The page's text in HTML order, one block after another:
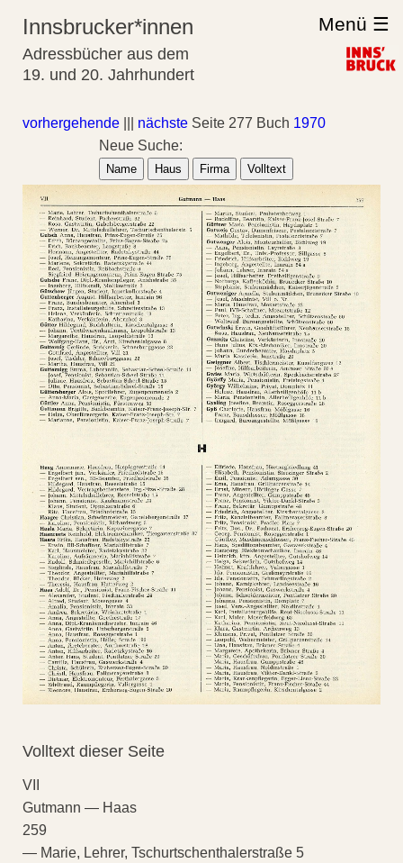
Innsbrucker*innen
Adressbücher aus dem
19. und 20. Jahrhundert
Menü ☰
vorhergehende nächste Seite 277 Buch 1970
Neue Suche:
Name Haus Firma Volltext
Volltext dieser Seite
VII
Gutmann — Haas
259
— Marie, Lehrer, Tschurtschenthalerstraße 5